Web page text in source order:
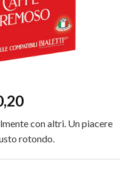
con altri. Un piacere
rotondo.